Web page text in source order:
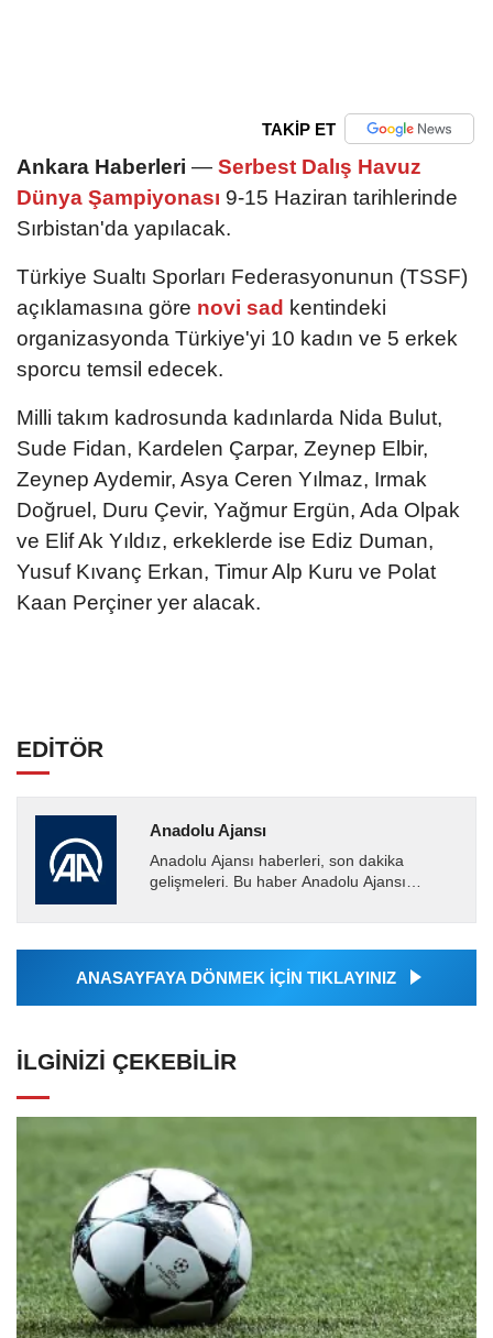
TAKİP ET
Ankara Haberleri — Serbest Dalış Havuz
Dünya Şampiyonası 9-15 Haziran tarihlerinde
Sırbistan'da yapılacak.
Türkiye Sualtı Sporları Federasyonunun (TSSF)
açıklamasına göre novi sad kentindeki
organizasyonda Türkiye'yi 10 kadın ve 5 erkek
sporcu temsil edecek.
Milli takım kadrosunda kadınlarda Nida Bulut,
Sude Fidan, Kardelen Çarpar, Zeynep Elbir,
Zeynep Aydemir, Asya Ceren Yılmaz, Irmak
Doğruel, Duru Çevir, Yağmur Ergün, Ada Olpak
ve Elif Ak Yıldız, erkeklerde ise Ediz Duman,
Yusuf Kıvanç Erkan, Timur Alp Kuru ve Polat
Kaan Perçiner yer alacak.
EDİTÖR
Anadolu Ajansı
Anadolu Ajansı haberleri, son dakika
gelişmeleri. Bu haber Anadolu Ajansı
tarafından geçilen tüm...
ANASAYFAYA DÖNMEK İÇİN TIKLAYINIZ
İLGINIZI ÇEKEBILIR